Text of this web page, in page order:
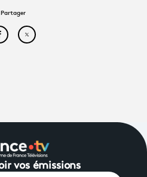
Partager
cet article sur
Partager cet article sur
vos émissions